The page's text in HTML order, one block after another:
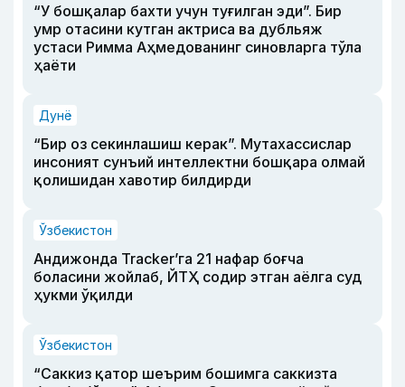
“У бошқалар бахти учун туғилган эди”. Бир
умр отасини кутган актриса ва дубльяж
устаси Римма Аҳмедованинг синовларга тўла
ҳаёти
Дунё
“Бир оз секинлашиш керак”. Мутахассислар
инсоният сунъий интеллектни бошқара олмай
қолишидан хавотир билдирди
Ўзбекистон
Андижонда Tracker’га 21 нафар боғча
боласини жойлаб, ЙТҲ содир этган аёлга суд
ҳукми ўқилди
Ўзбекистон
“Саккиз қатор шеърим бошимга саккизта